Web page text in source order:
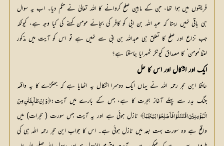
فریقوں میں ہوا تھا، جن کے مابین صلح کروانے کا اللہ تعالیٰ نے حکم دیا۔ اب یہ سوال
ہی باقی نہیں رہتا کہ عبد اللہ بن ابی کو کافر کی بجائے مومن کہنے کی کیا وجہ ہے، کیونکہ
جب نزاع اور صلح کا تعلق ہی عبداللہ بن ابی سے نہیں ہے تو اس کو آیت میں مذکور
لفظ’مومن‘ کا مصداق کیونکر ٹھہرایا جاسکتا ہے؟
ایک اور اشکال اور اس کا حل
حافظ ابن حجر رحمہ اللہ نے یہاں ایک دوسرا اشکال یہ اٹھایا ہے کہ جھگڑے کا یہ واقعہ
جنگ بدر سے پہلے آغاز ہجرت کا ہے، جس کے بارے میں آیت:
الْمُؤْمِنِيْنَ اقْتَتَلُوْا فَاَصْلِحُوْا بَيْنَهُمَا﴾